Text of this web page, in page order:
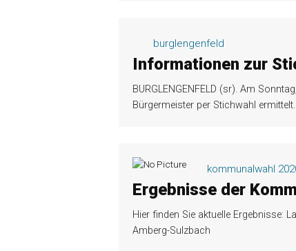
burglengenfeld
Informationen zur
BURGLENGENFELD (sr). Am
Bürgermeister per Stichwahl
kommunalwahl
Ergebnisse der
Hier finden Sie aktuelle Ergebnisse:
Amberg-Sulzbach